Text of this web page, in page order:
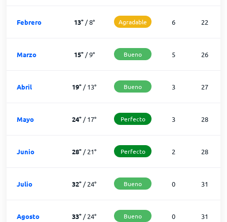
Febrero 13°/8° Agradable 6 22
Marzo 15°/9° Bueno 5 26
Abril 19° /13° Bueno 3 27
Mayo 24° /17° Perfecto 3 28
Junio 28° /21° Perfecto 2 28
Julio 32° /24° Bueno 0 31
Agosto 33° /24° Bueno 0 31